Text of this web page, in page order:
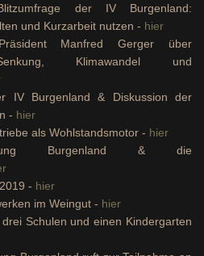
der IV Burgenland:
und Kurzarbeit nutzen - hier
Manfred Gerger über
Klimawandel und
IV Burgenland & Diskussion der
- hier
als Wohlstandsmotor - hier
Burgenland & die
- hier
im Weingut - hier
Schulen und einen Kindergarten